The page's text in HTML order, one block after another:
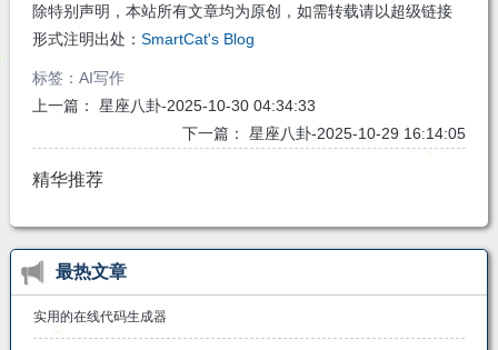
除特别声明，本站所有文章均为原创，如需转载请以超级链接
形式注明出处： SmartCat's Blog
标签： AI写作
上一篇： 星座八卦-2025-10-30 04:34:33
下一篇：星座八卦-2025-10-29 16:14:05
精华推荐
最热文章
实用的在线代码生成器